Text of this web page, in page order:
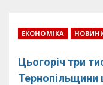
ЕКОНОМІКА
Цьогоріч три
Тернопільщини